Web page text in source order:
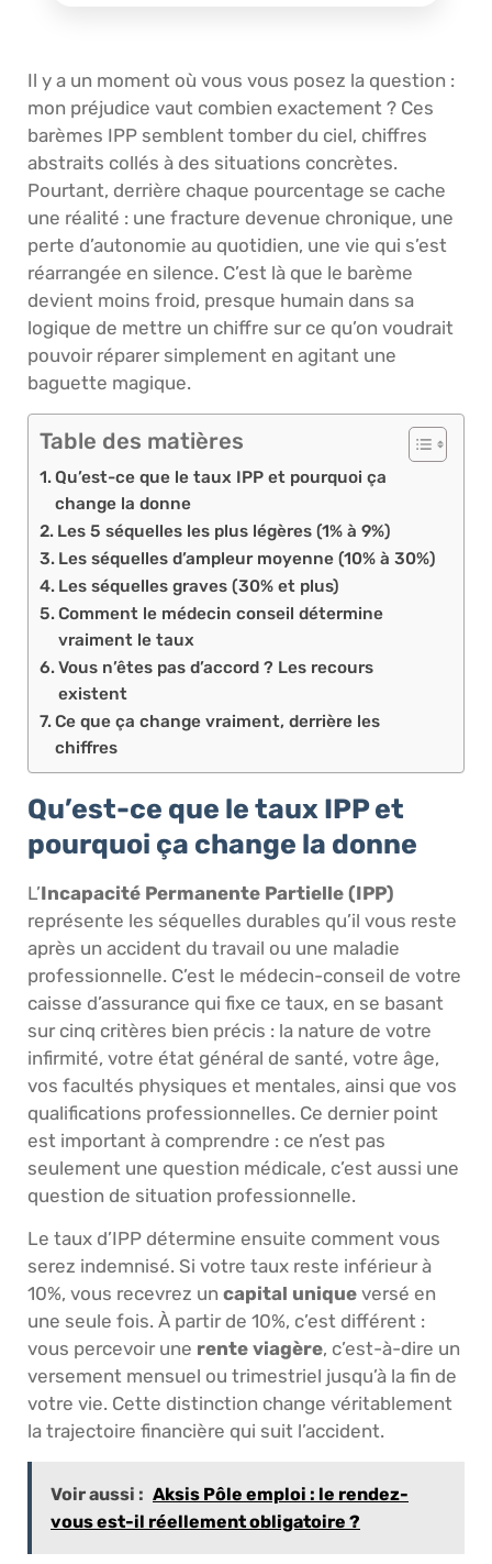
Il y a un moment où vous vous posez la question :
mon préjudice vaut combien exactement ? Ces
barèmes IPP semblent tomber du ciel, chiffres
abstraits collés à des situations concrètes.
Pourtant, derrière chaque pourcentage se cache
une réalité : une fracture devenue chronique, une
perte d’autonomie au quotidien, une vie qui s’est
réarrangée en silence. C’est là que le barème
devient moins froid, presque humain dans sa
logique de mettre un chiffre sur ce qu’on voudrait
pouvoir réparer simplement en agitant une
baguette magique.
Table des matières
Qu’est-ce que le taux IPP et pourquoi ça
change la donne
Les 5 séquelles les plus légères (1% à 9%)
Les séquelles d’ampleur moyenne (10% à 30%)
Les séquelles graves (30% et plus)
Comment le médecin conseil détermine
vraiment le taux
Vous n’êtes pas d’accord ? Les recours
existent
Ce que ça change vraiment, derrière les
chiffres
Qu’est-ce que le taux IPP et
pourquoi ça change la donne
L’Incapacité Permanente Partielle (IPP)
représente les séquelles durables qu’il vous reste
après un accident du travail ou une maladie
professionnelle. C’est le médecin-conseil de votre
caisse d’assurance qui fixe ce taux, en se basant
sur cinq critères bien précis : la nature de votre
infirmité, votre état général de santé, votre âge,
vos facultés physiques et mentales, ainsi que vos
qualifications professionnelles. Ce dernier point
est important à comprendre : ce n’est pas
seulement une question médicale, c’est aussi une
question de situation professionnelle.
Le taux d’IPP détermine ensuite comment vous
serez indemnisé. Si votre taux reste inférieur à
10%, vous recevrez un capital unique versé en
une seule fois. À partir de 10%, c’est différent :
vous percevoir une rente viagère, c’est-à-dire un
versement mensuel ou trimestriel jusqu’à la fin de
votre vie. Cette distinction change véritablement
la trajectoire financière qui suit l’accident.
Voir aussi : Aksis Pôle emploi : le rendez-
vous est-il réellement obligatoire ?